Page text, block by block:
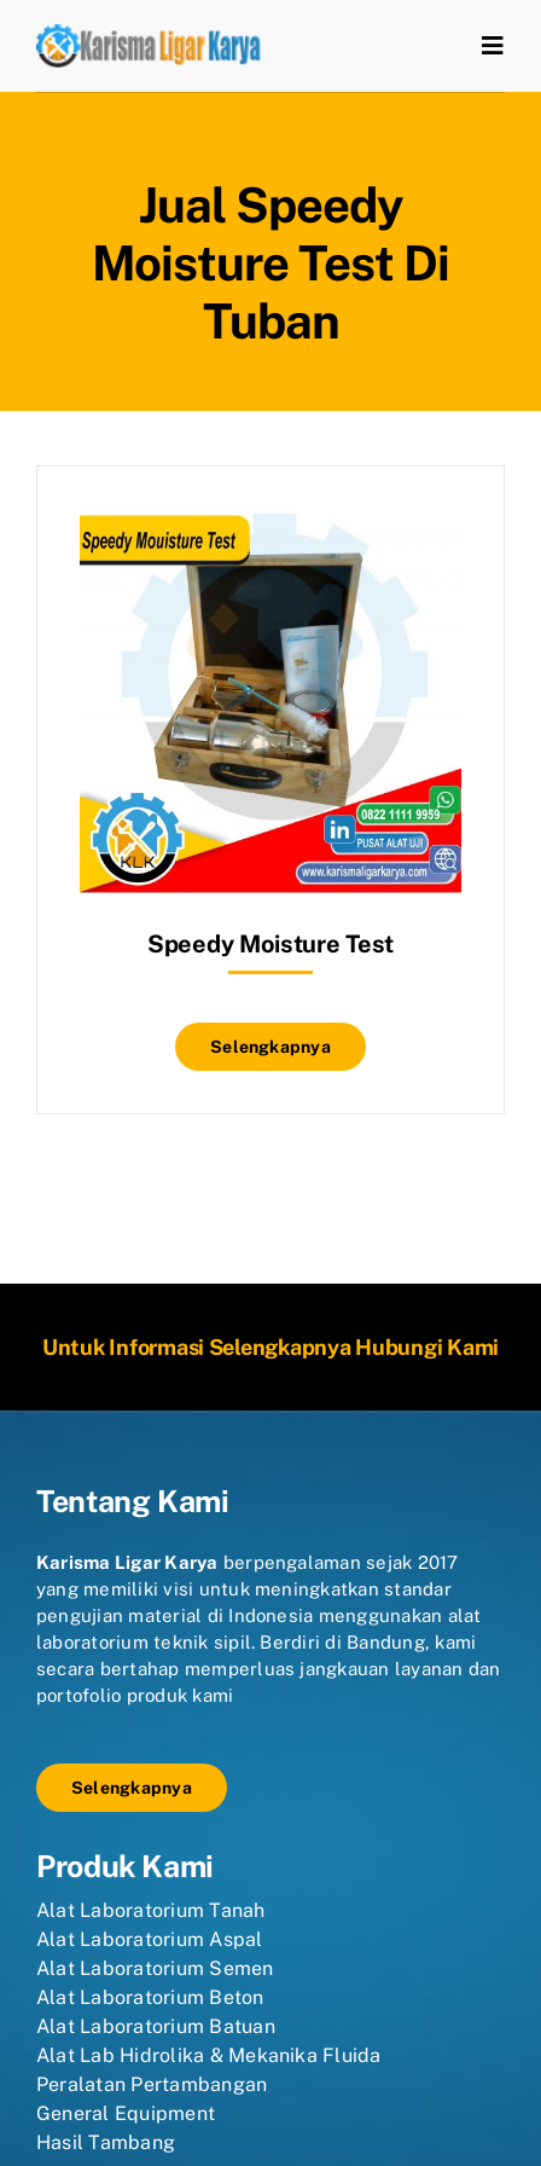
content
Tentang Kami
Produk
Jual Speedy
Moisture Test Di
Tuban
Speedy Moisture Test
Selengkapnya
Untuk Informasi Selengkapnya Hubungi Kami
Tentang Kami
Karisma Ligar Karya berpengalaman sejak 2017
yang memiliki visi untuk meningkatkan standar
pengujian material di Indonesia menggunakan alat
laboratorium teknik sipil. Berdiri di Bandung, kami
secara bertahap memperluas jangkauan layanan dan
portofolio produk kami
Selengkapnya
Produk Kami
Alat Laboratorium Tanah
Alat Laboratorium Aspal
Alat Laboratorium Semen
Alat Laboratorium Beton
Alat Laboratorium Batuan
Alat Lab Hidrolika & Mekanika Fluida
Peralatan Pertambangan
General Equipment
Hasil Tambang